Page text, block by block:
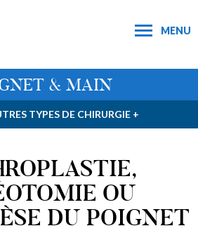
MENU
& MAIN
TYPES DE CHIRURGIE +
OU
DU POIGNET